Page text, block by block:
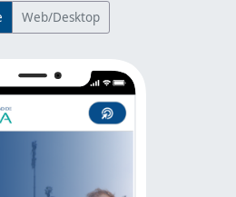
Web/Desktop